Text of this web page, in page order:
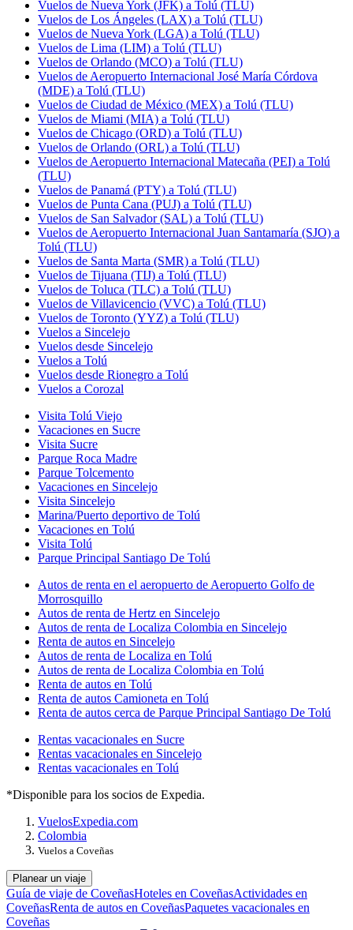
Vuelos de Nueva York (JFK) a Tolú (TLU)
Vuelos de Los Ángeles (LAX) a Tolú (TLU)
Vuelos de Nueva York (LGA) a Tolú (TLU)
Vuelos de Lima (LIM) a Tolú (TLU)
Vuelos de Orlando (MCO) a Tolú (TLU)
Vuelos de Aeropuerto Internacional José María Córdova
(MDE) a Tolú (TLU)
Vuelos de Ciudad de México (MEX) a Tolú (TLU)
Vuelos de Miami (MIA) a Tolú (TLU)
Vuelos de Chicago (ORD) a Tolú (TLU)
Vuelos de Orlando (ORL) a Tolú (TLU)
Vuelos de Aeropuerto Internacional Matecaña (PEI) a Tolú
(TLU)
Vuelos de Panamá (PTY) a Tolú (TLU)
Vuelos de Punta Cana (PUJ) a Tolú (TLU)
Vuelos de San Salvador (SAL) a Tolú (TLU)
Vuelos de Aeropuerto Internacional Juan Santamaría (SJO) a
Tolú (TLU)
Vuelos de Santa Marta (SMR) a Tolú (TLU)
Vuelos de Tijuana (TIJ) a Tolú (TLU)
Vuelos de Toluca (TLC) a Tolú (TLU)
Vuelos de Villavicencio (VVC) a Tolú (TLU)
Vuelos de Toronto (YYZ) a Tolú (TLU)
Vuelos a Sincelejo
Vuelos desde Sincelejo
Vuelos a Tolú
Vuelos desde Rionegro a Tolú
Vuelos a Corozal
Visita Tolú Viejo
Vacaciones en Sucre
Visita Sucre
Parque Roca Madre
Parque Tolcemento
Vacaciones en Sincelejo
Visita Sincelejo
Marina/Puerto deportivo de Tolú
Vacaciones en Tolú
Visita Tolú
Parque Principal Santiago De Tolú
Autos de renta en el aeropuerto de Aeropuerto Golfo de
Morrosquillo
Autos de renta de Hertz en Sincelejo
Autos de renta de Localiza Colombia en Sincelejo
Renta de autos en Sincelejo
Autos de renta de Localiza en Tolú
Autos de renta de Localiza Colombia en Tolú
Renta de autos en Tolú
Renta de autos Camioneta en Tolú
Renta de autos cerca de Parque Principal Santiago De Tolú
Rentas vacacionales en Sucre
Rentas vacacionales en Sincelejo
Rentas vacacionales en Tolú
*Disponible para los socios de Expedia.
VuelosExpedia.com
Colombia
Vuelos a Coveñas
Planear un viaje
Guía de viaje de CoveñasHoteles en CoveñasActividades en
CoveñasRenta de autos en CoveñasPaquetes vacacionales en
Coveñas